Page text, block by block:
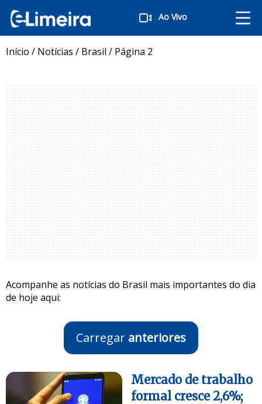
Ao Vivo
Início / Notícias / Brasil / Página 2
Acompanhe as notícias do Brasil mais importantes do dia
de hoje aqui:
Carregar anteriores
Mercado de trabalho
formal cresce 2,6%;